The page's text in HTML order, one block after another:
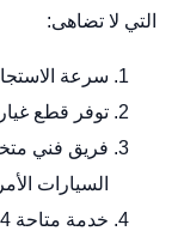
التي لا تضاهى:
سرعة
توفر قطع
فريق فني
السيارات
خدمة متاحة 24 ساعة طوال أيام الأسبوع.